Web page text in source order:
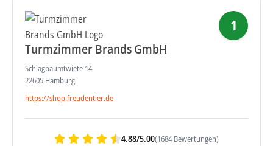
Turmzimmer Brands GmbH
Schlagbaumtwiete 14
22605 Hamburg
https://shop.freudentier.de
1
4.88/5.00(1684 Bewertungen)